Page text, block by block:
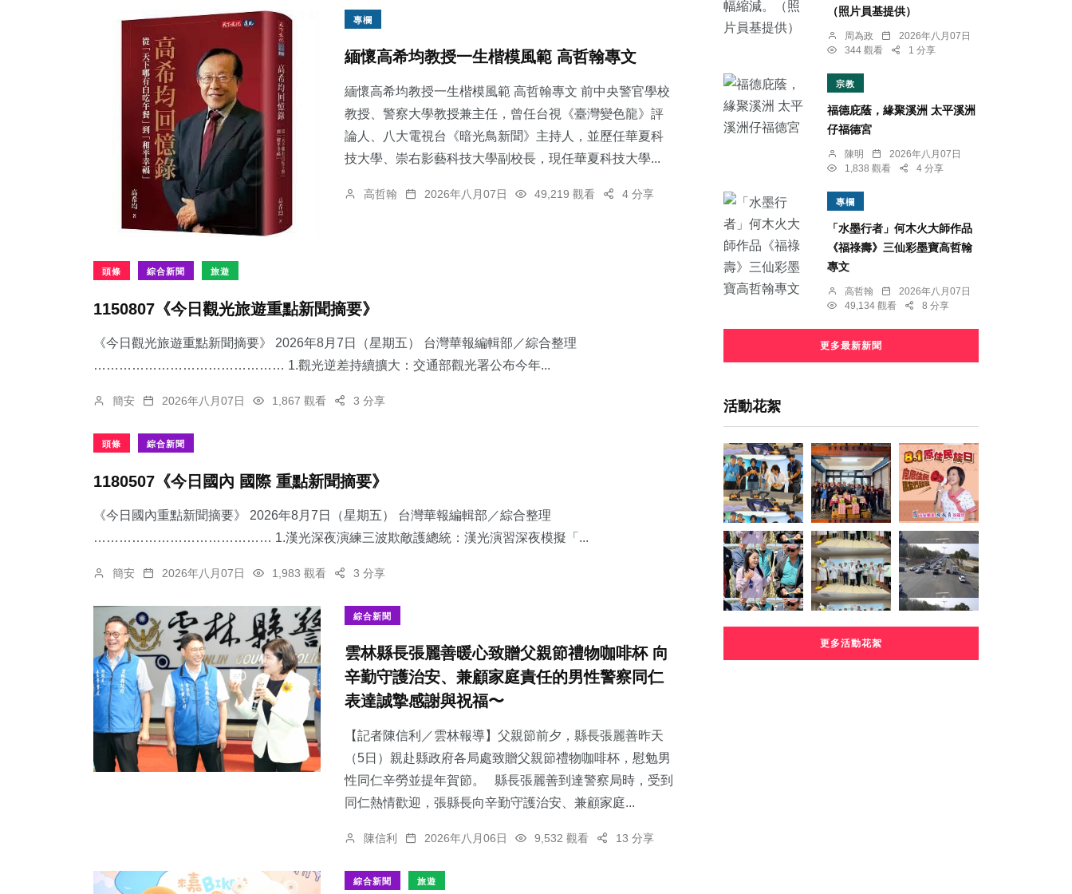
專欄
緬懷高希均教授一生楷模風範 高哲翰專文
緬懷高希均教授一生楷模風範 高哲翰專文 前中央警官學校
教授、警察大學教授兼主任，曾任台視《臺灣變色龍》評
論人、八大電視台《暗光鳥新聞》主持人，並歷任華夏科
技大學、崇右影藝科技大學副校長，現任華夏科技大學...
高哲翰 2026年八月07日 49,219 觀看 4 分享
頭條 綜合新聞 旅遊
1150807《今日觀光旅遊重點新聞摘要》
《今日觀光旅遊重點新聞摘要》 2026年8月7日（星期五） 台灣華報編輯部／綜合整理
……………………………………… 1.觀光逆差持續擴大：交通部觀光署公布今年...
簡安 2026年八月07日 1,867 觀看 3 分享
頭條 綜合新聞
1180507《今日國內 國際 重點新聞摘要》
《今日國內重點新聞摘要》 2026年8月7日（星期五） 台灣華報編輯部／綜合整理
…………………………………… 1.漢光深夜演練三波欺敵護總統：​漢光演習深夜模擬「...
簡安 2026年八月07日 1,983 觀看 3 分享
綜合新聞
雲林縣長張麗善暖心致贈父親節禮物咖啡杯 向
辛勤守護治安、兼顧家庭責任的男性警察同仁
表達誠摯感謝與祝福〜
【記者陳信利／雲林報導】父親節前夕，縣長張麗善昨天
（5日）親赴縣政府各局處致贈父親節禮物咖啡杯，慰勉男
性同仁辛勞並提年賀節。 縣長張麗善到達警察局時，受到
同仁熱情歡迎，張縣長向辛勤守護治安、兼顧家庭...
陳信利 2026年八月06日 9,532 觀看 13 分享
綜合新聞 旅遊
（照片員基提供）
周為政
2026年八月07日
344 觀看
1 分享
宗教
福德庇蔭，緣聚溪洲 太平溪洲
仔福德宮
陳明
2026年八月07日
1,838 觀看
4 分享
專欄
「水墨行者」何木火大師作品
《福祿壽》三仙彩墨寶高哲翰
專文
高哲翰
2026年八月07日
49,134 觀看
8 分享
更多最新新聞
活動花絮
更多活動花絮